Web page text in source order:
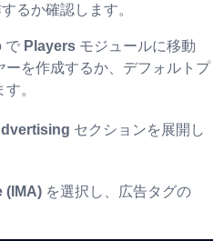
るか確認します。
で Players モジュールに移動
ーを作成するか、デフォルトプ
。
セクションを展開し
(IMA) を選択し、広告タグの